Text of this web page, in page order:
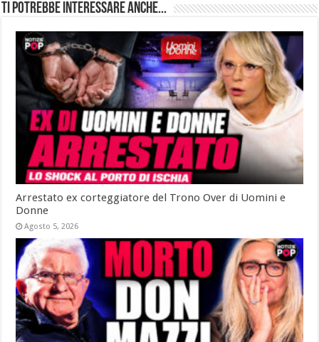
Ti potrebbe interessare anche...
Arrestato ex corteggiatore del Trono Over di Uomini e
Donne
Agosto 5, 2026